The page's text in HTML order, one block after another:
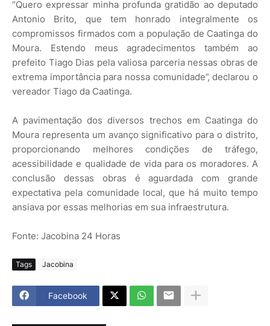
“Quero expressar minha profunda gratidão ao deputado
Antonio Brito, que tem honrado integralmente os
compromissos firmados com a população de Caatinga do
Moura. Estendo meus agradecimentos também ao
prefeito Tiago Dias pela valiosa parceria nessas obras de
extrema importância para nossa comunidade”, declarou o
vereador Tiago da Caatinga.
A pavimentação dos diversos trechos em Caatinga do
Moura representa um avanço significativo para o distrito,
proporcionando melhores condições de tráfego,
acessibilidade e qualidade de vida para os moradores. A
conclusão dessas obras é aguardada com grande
expectativa pela comunidade local, que há muito tempo
ansiava por essas melhorias em sua infraestrutura.
Fonte: Jacobina 24 Horas
Tags Jacobina
Facebook